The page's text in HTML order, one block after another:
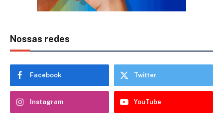
Nossas redes
Facebook Twitter
Instagram YouTube